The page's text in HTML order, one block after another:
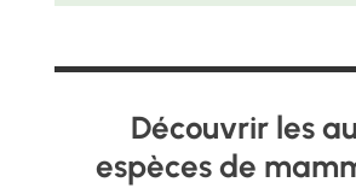
Découvrir les
espèces de